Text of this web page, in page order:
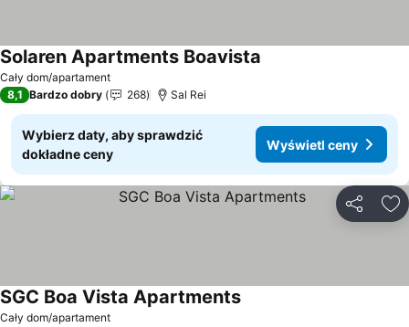
Cały dom/apartament
Solaren Apartments Boavista
8,1 Bardzo dobry 268 Sal Rei
Wybierz daty, aby sprawdzić
dokładne ceny
Wyświetl ceny
Cały dom/apartament
SGC Boa Vista ApartmentsWyświetl ceny